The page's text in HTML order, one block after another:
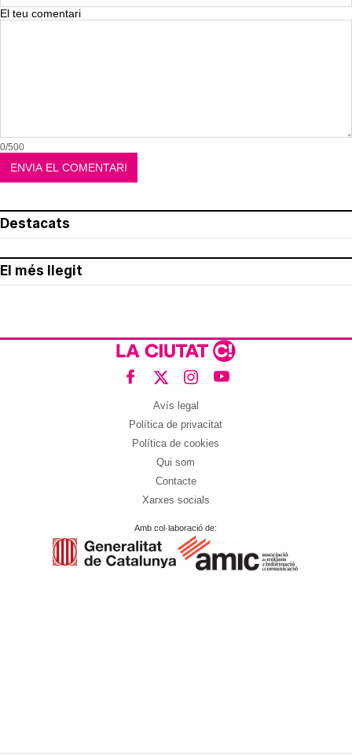
El teu comentari
0/500
Destacats
El més llegit
Avís legal
Política de privacitat
Política de cookies
Qui som
Contacte
Xarxes socials
Amb col·laboració de: